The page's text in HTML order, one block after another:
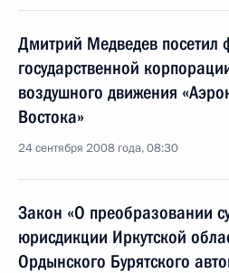
Дмитрий Медведев посетил
государственной
воздушного движения
Востока»
24 сентября 2008 года, 08:30
Закон «О преобразовании
юрисдикции Иркутской
Ордынского Бурятского